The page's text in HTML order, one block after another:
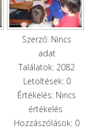
Szerző: Nincs
adat
Találatok: 2082
Letöltések: 0
Értékelés: Nincs
értékelés
Hozzászólások: 0